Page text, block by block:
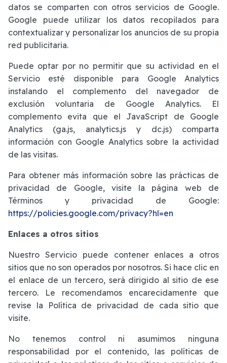
datos se comparten con otros servicios de Google.
Google puede utilizar los datos recopilados para
contextualizar y personalizar los anuncios de su propia
red publicitaria.
Puede optar por no permitir que su actividad en el
Servicio esté disponible para Google Analytics
instalando el complemento del navegador de
exclusión voluntaria de Google Analytics. El
complemento evita que el JavaScript de Google
Analytics (ga.js, analytics.js y dc.js) comparta
información con Google Analytics sobre la actividad
de las visitas.
Para obtener más información sobre las prácticas de
privacidad de Google, visite la página web de
Términos y privacidad de Google:
https://policies.google.com/privacy?hl=en
Enlaces a otros sitios
Nuestro Servicio puede contener enlaces a otros
sitios que no son operados por nosotros. Si hace clic en
el enlace de un tercero, será dirigido al sitio de ese
tercero. Le recomendamos encarecidamente que
revise la Política de privacidad de cada sitio que
visite.
No tenemos control ni asumimos ninguna
responsabilidad por el contenido, las políticas de